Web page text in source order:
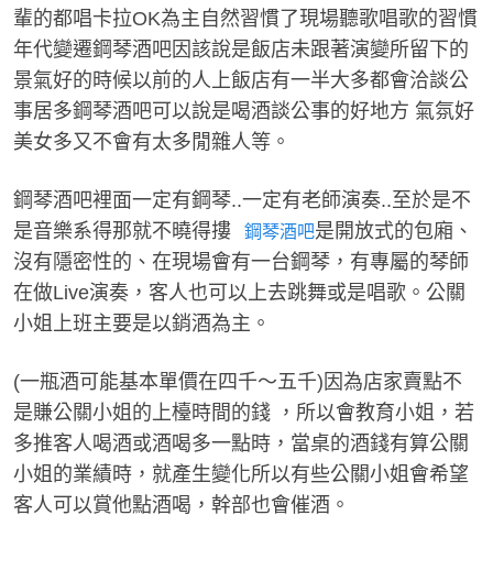
經
紀
公
輩的都唱卡拉OK為主自然習慣了現場聽歌唱歌的習慣
年代變遷鋼琴酒吧因該說是飯店未跟著演變所留下的
景氣好的時候以前的人上飯店有一半大多都會洽談公
事居多鋼琴酒吧可以說是喝酒談公事的好地方 氣氛好
美女多又不會有太多閒雜人等 。
鋼琴酒吧裡面一定有鋼琴..一定有老師演奏..至於是不
是音樂系得那就不曉得摟
鋼琴酒吧是開放式的包廂、
沒有隱密性的、在現場會有一台鋼琴，有專屬的琴師
在做Live演奏，客人也可以上去跳舞或是唱歌。公關
小姐上班主要是以銷酒為主 。
(一瓶酒可能基本單價在四千～五千)因為店家賣點不
是賺公關小姐的上檯時間的錢 ，所以會教育小姐，若
多推客人喝酒或酒喝多一點時，當桌的酒錢有算公關
小姐的業績時，就產生變化所以有些公關小姐會希望
客人可以賞他點酒喝，幹部也會催酒。